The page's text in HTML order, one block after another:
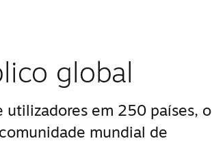
global
utilizadores em 250 países, o
mundial de